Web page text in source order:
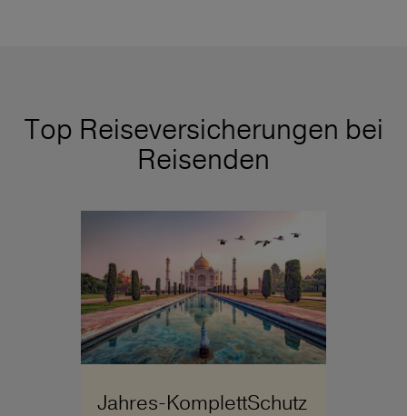
Top Reiseversicherungen bei
Reisenden
Jahres-KomplettSchutz